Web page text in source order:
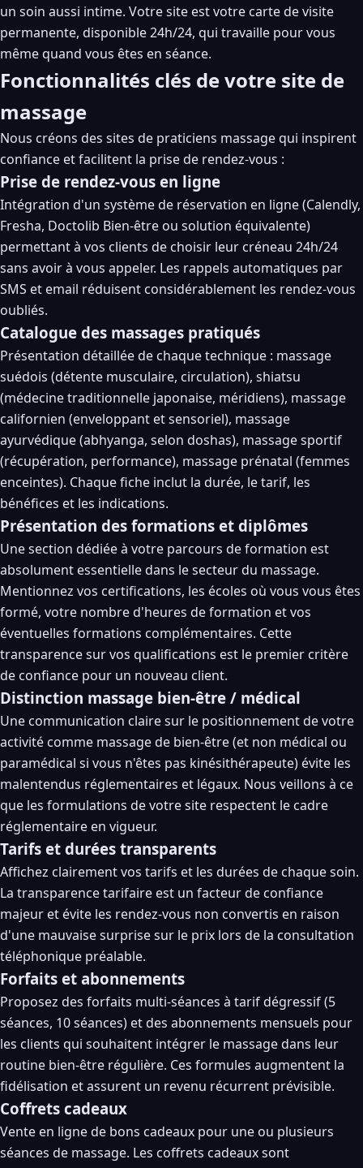
un soin aussi intime. Votre site est votre carte de visite
permanente, disponible 24h/24, qui travaille pour vous
même quand vous êtes en séance.
Fonctionnalités clés de votre site de
massage
Nous créons des sites de praticiens massage qui inspirent
confiance et facilitent la prise de rendez-vous :
Prise de rendez-vous en ligne
Intégration d'un système de réservation en ligne (Calendly,
Fresha, Doctolib Bien-être ou solution équivalente)
permettant à vos clients de choisir leur créneau 24h/24
sans avoir à vous appeler. Les rappels automatiques par
SMS et email réduisent considérablement les rendez-vous
oubliés.
Catalogue des massages pratiqués
Présentation détaillée de chaque technique : massage
suédois (détente musculaire, circulation), shiatsu
(médecine traditionnelle japonaise, méridiens), massage
californien (enveloppant et sensoriel), massage
ayurvédique (abhyanga, selon doshas), massage sportif
(récupération, performance), massage prénatal (femmes
enceintes). Chaque fiche inclut la durée, le tarif, les
bénéfices et les indications.
Présentation des formations et diplômes
Une section dédiée à votre parcours de formation est
absolument essentielle dans le secteur du massage.
Mentionnez vos certifications, les écoles où vous vous êtes
formé, votre nombre d'heures de formation et vos
éventuelles formations complémentaires. Cette
transparence sur vos qualifications est le premier critère
de confiance pour un nouveau client.
Distinction massage bien-être / médical
Une communication claire sur le positionnement de votre
activité comme massage de bien-être (et non médical ou
paramédical si vous n'êtes pas kinésithérapeute) évite les
malentendus réglementaires et légaux. Nous veillons à ce
que les formulations de votre site respectent le cadre
réglementaire en vigueur.
Tarifs et durées transparents
Affichez clairement vos tarifs et les durées de chaque soin.
La transparence tarifaire est un facteur de confiance
majeur et évite les rendez-vous non convertis en raison
d'une mauvaise surprise sur le prix lors de la consultation
téléphonique préalable.
Forfaits et abonnements
Proposez des forfaits multi-séances à tarif dégressif (5
séances, 10 séances) et des abonnements mensuels pour
les clients qui souhaitent intégrer le massage dans leur
routine bien-être régulière. Ces formules augmentent la
fidélisation et assurent un revenu récurrent prévisible.
Coffrets cadeaux
Vente en ligne de bons cadeaux pour une ou plusieurs
séances de massage. Les coffrets cadeaux sont